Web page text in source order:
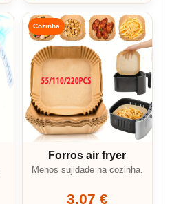
Cozinha
Forros air fryer
Menos sujidade na cozinha.
3,07 €